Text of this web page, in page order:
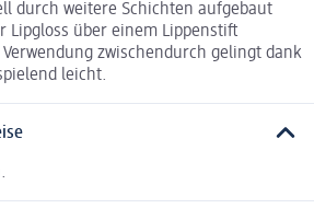
durch weitere Schichten aufgebaut
Lipgloss über einem Lippenstift
zwischendurch gelingt dank
leicht.